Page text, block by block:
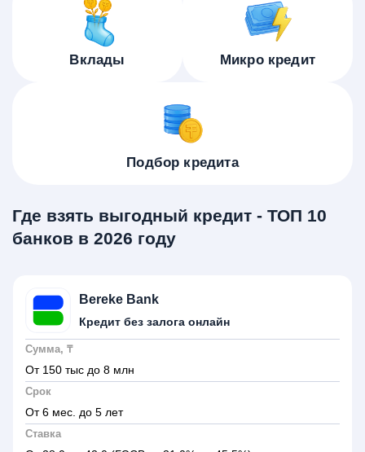
Вклады Микро кредит
Подбор кредита
Где взять выгодный кредит - ТОП 10
банков в 2026 году
Bereke Bank
Кредит без залога онлайн
Сумма, ₸
От 150 тыс до 8 млн
Срок
От 6 мес. до 5 лет
Ставка